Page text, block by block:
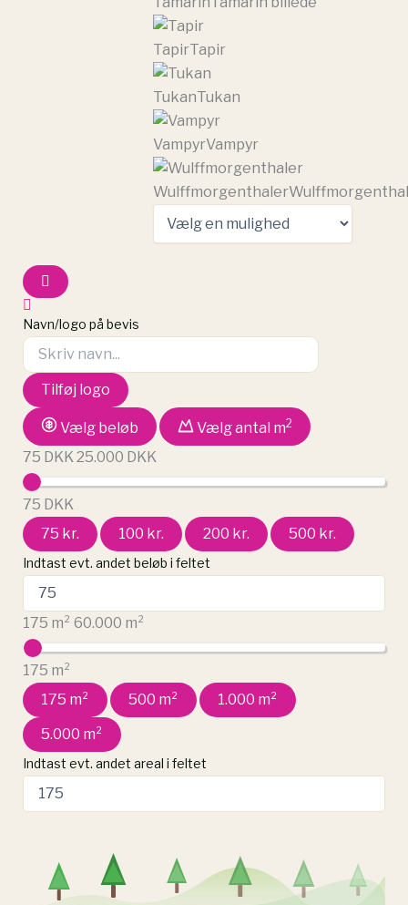
TapirTapir
TukanTukan
VampyrVampyr
Wulffmorgenthaler
Navn/logo på bevis
Tilføj logo
Vælg beløb Vælg antal m2
75 DKK25.000 DKK
75 DKK
75 kr.
100 kr. 200 kr. 500 kr.
Indtast evt. andet beløb i feltet
175 m² 60.000 m²
175 m²
175 m²
500 m²
1.000 m²
5.000 m²
Indtast evt. andet areal i feltet